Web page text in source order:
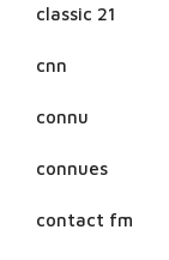
classic 21
cnn
connu
connues
contact fm